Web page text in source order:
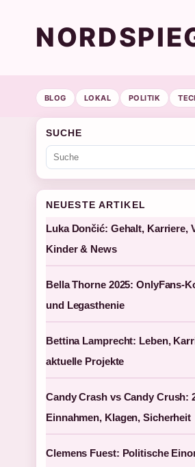
BLOG LOKAL POLITIK
SUCHE
NEUESTE ARTIKEL
Luka Dončić: Gehalt, Karriere,
Kinder & News
Bella Thorne 2025: OnlyFans-
und Legasthenie
Bettina Lamprecht: Leben,
aktuelle Projekte
Candy Crash vs Candy Crush:
Einnahmen, Klagen, Sicherheit
Clemens Fuest: Politische